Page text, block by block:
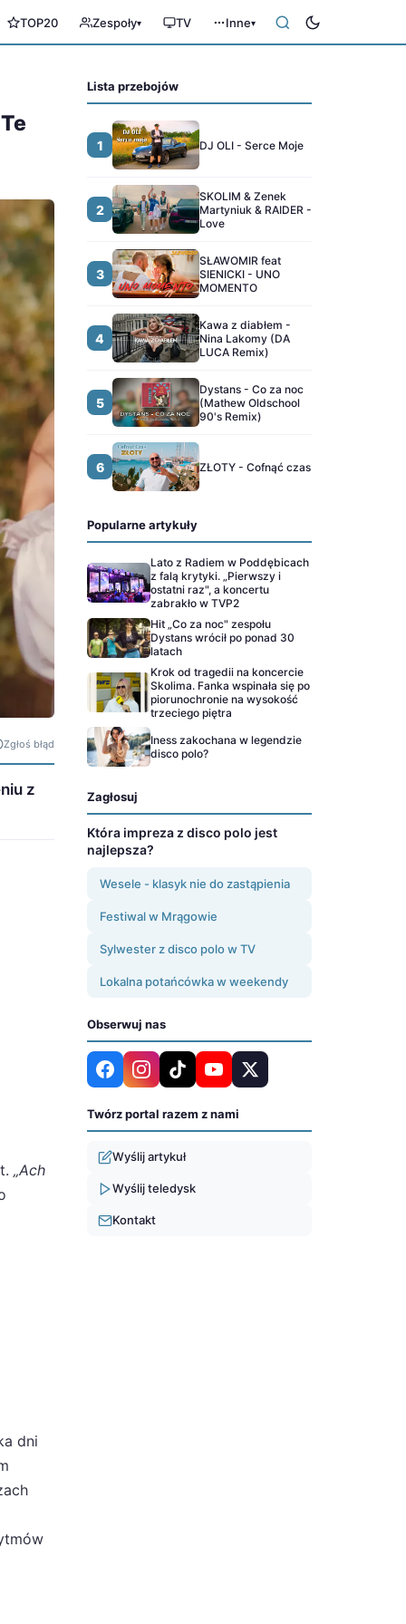
TOP20 Zespoły▾ TV Inne▾
Zgłoś błąd
z
„Ach
dni
Lista przebojów
1 DJ OLI - Serce Moje
2
SKOLIM & Zenek
Martyniuk & RAIDER -
Love
3
SŁAWOMIR feat
SIENICKI - UNO
MOMENTO
4
Kawa z diabłem -
Nina Lakomy (DA
LUCA Remix)
5
Dystans - Co za noc
(Mathew Oldschool
90's Remix)
6 ZŁOTY - Cofnąć czas
Popularne artykuły
Lato z Radiem w Poddębicach
z falą krytyki. „Pierwszy i
ostatni raz", a koncertu
zabrakło w TVP2
Hit „Co za noc" zespołu
Dystans wrócił po ponad 30
latach
Krok od tragedii na koncercie
Skolima. Fanka wspinała się po
piorunochronie na wysokość
trzeciego piętra
Iness zakochana w legendzie
disco polo?
Zagłosuj
Która impreza z disco polo jest
najlepsza?
Wesele - klasyk nie do zastąpienia
Festiwal w Mrągowie
Sylwester z disco polo w TV
Lokalna potańcówka w weekendy
Obserwuj nas
Twórz portal razem z nami
Wyślij artykuł
Wyślij teledysk
Kontakt